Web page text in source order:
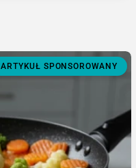
ARTYKUŁ SPONSOROWANY